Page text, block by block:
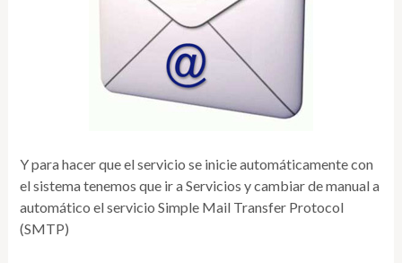
Y para hacer que el servicio se inicie automáticamente con
el sistema tenemos que ir a Servicios y cambiar de manual a
automático el servicio Simple Mail Transfer Protocol
(SMTP)